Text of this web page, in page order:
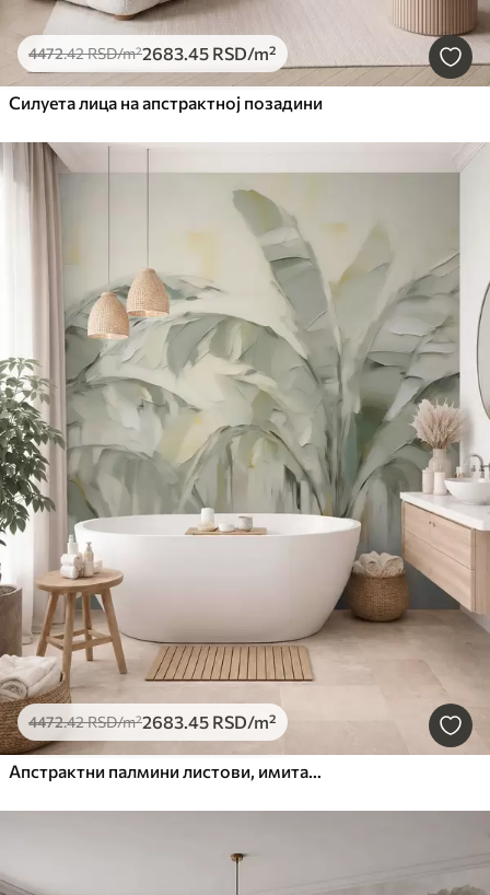
4472.42RSD/m²2683.45 RSD/m²
Силуета лица на апстрактној позадини
4472.42RSD/m²2683.45 RSD/m²
Апстрактни палмини листови, имитација слике